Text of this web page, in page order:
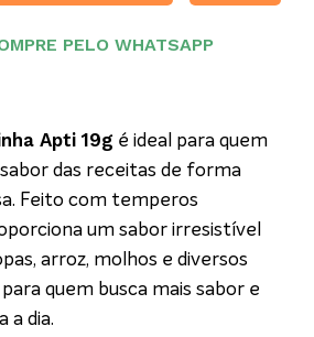
PELO WHATSAPP
Apti 19g é ideal para quem
das receitas de forma
Feito com temperos
um sabor irresistível
arroz, molhos e diversos
quem busca mais sabor e
a dia.